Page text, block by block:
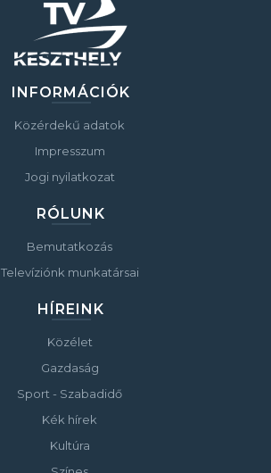
INFORMÁCIÓK
Közérdekű adatok
Impresszum
Jogi nyilatkozat
RÓLUNK
Bemutatkozás
Televíziónk munkatársai
HÍREINK
Közélet
Gazdaság
Sport - Szabadidő
Kék hírek
Kultúra